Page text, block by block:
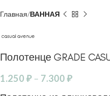
Главная ВАННАЯ
Полотенце GRADE
1.250₽ – 7.300₽